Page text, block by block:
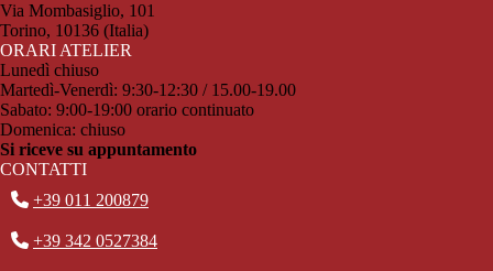
Via Mombasiglio, 101
Torino, 10136 (Italia)
ORARI ATELIER
Lunedì chiuso
Martedì-Venerdì: 9:30-12:30 / 15.00-19.00
Sabato: 9:00-19:00 orario continuato
Domenica: chiuso
Si riceve su appuntamento
CONTATTI
+39 011 200879
+39 342 0527384